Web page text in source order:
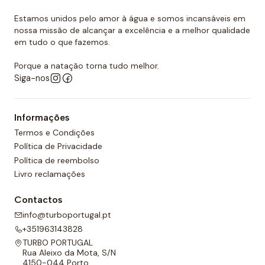
Quer comprar um touca de polo
aquático?
Você já encontrou a loja onde pode comprar todos
os equipamentos necessários para o polo aquático,
todo de alta qualidade e garante as melhores
condições para a prática de qualquer desporto
aquático. Temos também uma grande variedade de
designs, cores e, claro, tamanhos. Confira nossa ampla
encontrará o que precisa entre a nossa gama de
produtos.
Estamos unidos pelo amor à água e somos incansáveis em
nossa missão de alcançar a excelência e a melhor qualidade
em tudo o que fazemos.
Porque a natação torna tudo melhor.
Siga-nos
Informações
Termos e Condições
Política de Privacidade
Política de reembolso
Livro reclamações
Contactos
info@turboportugal.pt
+351963143828
TURBO PORTUGAL
Rua Aleixo da Mota, S/N
4150-044 Porto